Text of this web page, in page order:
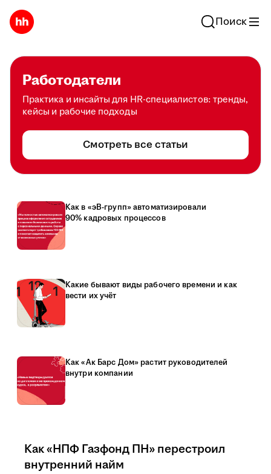
Поиск
Работодатели
Практика и инсайты для HR-специалистов: тренды,
кейсы и рабочие подходы
Смотреть все статьи
Как в «эВ-групп» автоматизировали
90% кадровых процессов
Какие бывают виды рабочего времени и как
вести их учёт
Как «Ак Барс Дом» растит руководителей
внутри компании
Как «НПФ Газфонд ПН» перестроил
внутренний найм